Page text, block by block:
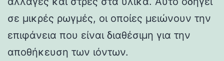
σε μικρές ρωγμές, οι οποίες μειώνουν την
επιφάνεια που είναι διαθέσιμη για την
αποθήκευση των ιόντων.